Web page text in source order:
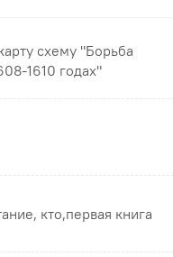
схему "Борьба
1610 годах"
кто,первая книга